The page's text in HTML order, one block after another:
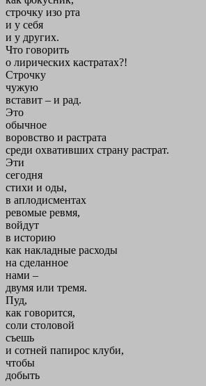
строчку изо рта
и у себя
и у других.
Что говорить
о лирических кастратах?!
Строчку
чужую
вставит – и рад.
Это
обычное
воровство и растрата
среди охвативших страну растрат.
Эти
сегодня
стихи и оды,
в аплодисментах
ревомые ревмя,
войдут
в историю
как накладные расходы
на сделанное
нами –
двумя или тремя.
Пуд,
как говорится,
соли столовой
съешь
и сотней папирос клуби,
чтобы
добыть